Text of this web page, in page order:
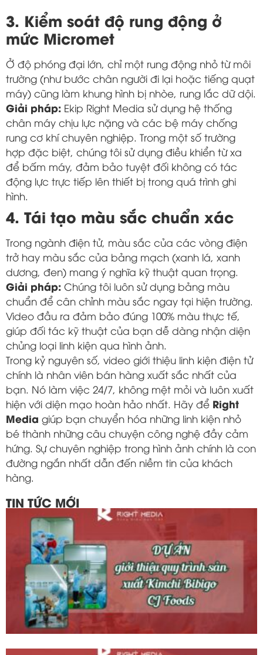
3. Kiểm soát độ rung động ở
mức Micromet
Ở độ phóng đại lớn, chỉ một rung động nhỏ từ môi
trường (như bước chân người đi lại hoặc tiếng quạt
máy) cũng làm khung hình bị nhòe, rung lắc dữ dội.
Giải pháp: Ekip Right Media sử dụng hệ thống
chân máy chịu lực nặng và các bệ máy chống
rung cơ khí chuyên nghiệp. Trong một số trường
hợp đặc biệt, chúng tôi sử dụng điều khiển từ xa
để bấm máy, đảm bảo tuyệt đối không có tác
động lực trực tiếp lên thiết bị trong quá trình ghi
hình.
4. Tái tạo màu sắc chuẩn xác
Trong ngành điện tử, màu sắc của các vòng điện
trở hay màu sắc của bảng mạch (xanh lá, xanh
dương, đen) mang ý nghĩa kỹ thuật quan trọng.
Giải pháp: Chúng tôi luôn sử dụng bảng màu
chuẩn để cân chỉnh màu sắc ngay tại hiện trường.
Video đầu ra đảm bảo đúng 100% màu thực tế,
giúp đối tác kỹ thuật của bạn dễ dàng nhận diện
chủng loại linh kiện qua hình ảnh.
Trong kỷ nguyên số, video giới thiệu linh kiện điện tử
chính là nhân viên bán hàng xuất sắc nhất của
bạn. Nó làm việc 24/7, không mệt mỏi và luôn xuất
hiện với diện mạo hoàn hảo nhất. Hãy để Right
Media giúp bạn chuyển hóa những linh kiện nhỏ
bé thành những câu chuyện công nghệ đầy cảm
hứng. Sự chuyên nghiệp trong hình ảnh chính là con
đường ngắn nhất dẫn đến niềm tin của khách
hàng.
TIN TỨC MỚI